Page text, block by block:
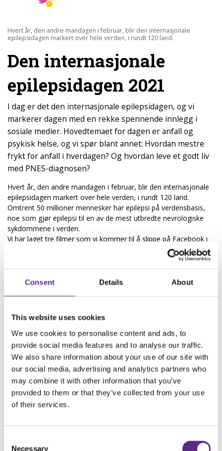
Consent Details About
This website uses cookies
We use cookies to personalise content and ads, to
provide social media features and to analyse our traffic.
We also share information about your use of our site with
our social media, advertising and analytics partners who
may combine it with other information that you’ve
provided to them or that they’ve collected from your use
of their services.
Necessary
Hvert år, den andre mandagen i februar, blir den internasjonale
epilepsidagen markert over hele verden, i rundt 120 land.
Den internasjonale
epilepsidagen 2021
I dag er det den internasjonale epilepsidagen, og vi
markerer dagen med en rekke spennende innlegg i
sosiale medier. Hovedtemaet for dagen er anfall og
psykisk helse, og vi spør blant annet: Hvordan mestre
frykt for anfall i hverdagen? Og hvordan leve et godt liv
med PNES-diagnosen?
Hvert år, den andre mandagen i februar, blir den internasjonale
epilepsidagen markert over hele verden, i rundt 120 land.
Omtrent 50 millioner mennesker har epilepsi på verdensbasis,
noe som gjør epilepsi til en av de mest utbredte nevrologiske
sykdommene i verden.
Vi har laget tre filmer som vi kommer til å slippe på Facebook i
løpet av dagen. Du vil også i etterkant kunne finne dem på
Den første filmen
handler om hvordan man kan mestre frykt for
En del av dem som har epilepsi opplever dessverre sosial
utestenging på grunn av epilepsien. Iden neste filmen forteller
Emma Lovise Larsen, leder i ungdomsrådet vårt, om hvordan
hun har opplevd det. Og lege og forsker Marte Syvertsen
forteller om forskning hun og kolleger har gjort på feltet, og hva
hun tror må til for at mennesker med epilepsi ikke skal oppleve å
bli utestengt.
Epilepsiforbundet jobber også for mennesker med
forskningssykepleier Hilde Karterud fra Spesialsykehuset for